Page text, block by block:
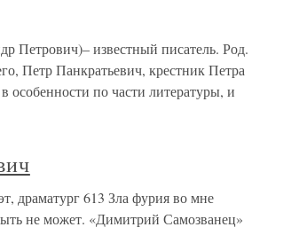
Петрович)– известный писатель. Род.
Петр Панкратьевич, крестник Петра
по части литературы, и
613 Зла фурия во мне
не может. «Димитрий Самозванец»